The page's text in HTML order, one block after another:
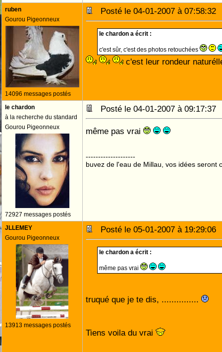
ruben
Gourou Pigeonneux
14096 messages postés
Posté le 04-01-2007 à
le chardon a écrit :
c'est sûr, c'est des photos retouchées
c'est leur rondeur
le chardon
à la recherche du standard
Gourou Pigeonneux
72927 messages postés
Posté le 04-01-2007 à
même pas vrai
--------------------
buvez de l'eau de Millau, vos idées seront
JLLEMEY
Gourou Pigeonneux
13913 messages postés
Posté le 05-01-2007 à
le chardon a écrit :
même pas vrai
truqué que je te dis, ...............
Tiens voila du vrai